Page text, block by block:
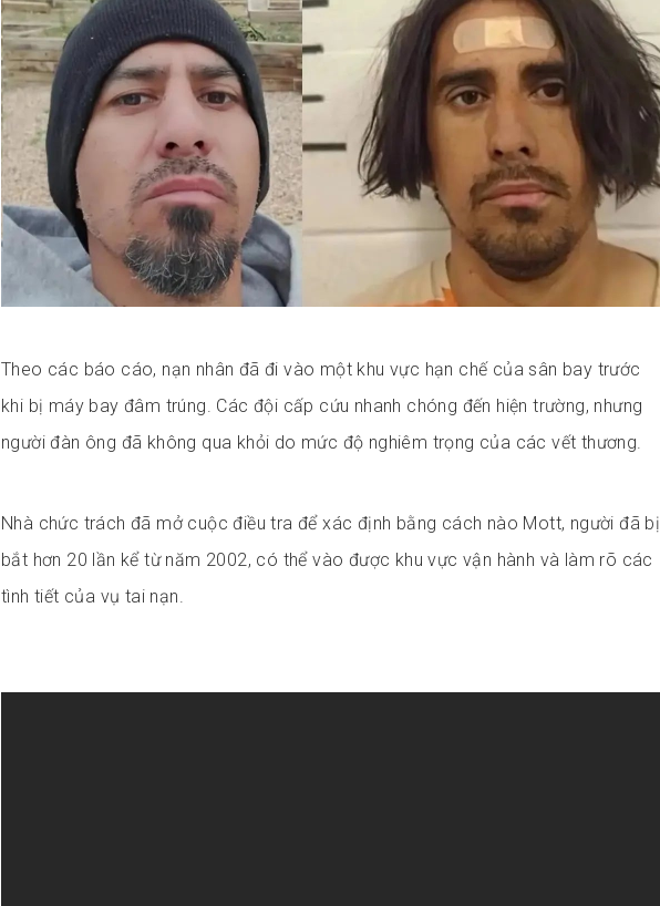
Theo các báo cáo, nạn nhân đã đi vào một khu vực hạn chế của sân bay trước
khi bị máy bay đâm trúng. Các đội cấp cứu nhanh chóng đến hiện trường, nhưng
người đàn ông đã không qua khỏi do mức độ nghiêm trọng của các vết thương.
Nhà chức trách đã mở cuộc điều tra để xác định bằng cách nào Mott, người đã bị
bắt hơn 20 lần kể từ năm 2002, có thể vào được khu vực vận hành và làm rõ các
tình tiết của vụ tai nạn.